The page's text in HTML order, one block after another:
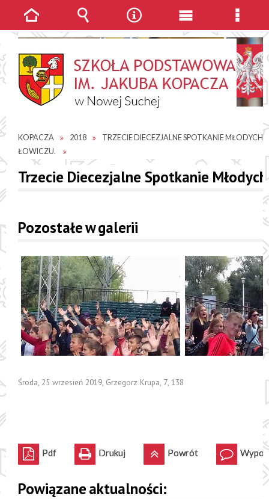
KOPACZA
2018
TRZECIE DIECEZJALNE SPOTKANIE MŁODYCH
ŁOWICZU.
Trzecie Diecezjalne Spotkanie
Pozostałe w galerii
Środa, 25 wrzesień 2019, Grzegorz Krupa, 7, 138
Pdf Drukuj Powrót
Powiązane aktualności:
Strona
główna
Wyszukiwarka
NarzędziaMenu
Menu